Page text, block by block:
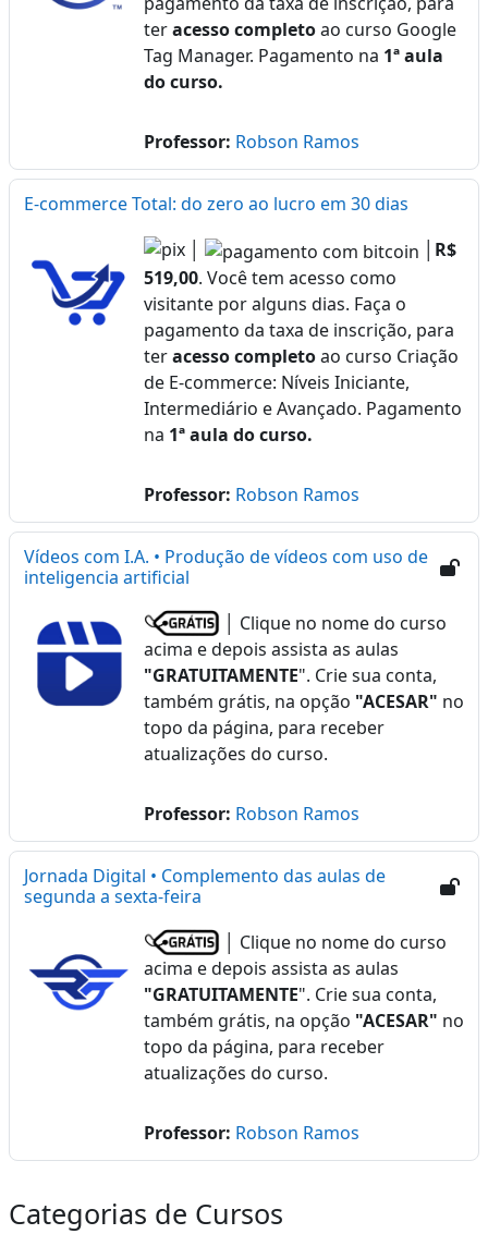
teracesso completoao curso Google
Tag Manager. Pagamento na 1ª aula
do curso.
Professor: Robson Ramos
E-commerce Total: do zero ao lucro em 30 dias
R$
519,00. Você tem acesso como
visitante por alguns dias. Faça o
pagamento da taxa de inscrição, para
teracesso completoao curso Criação
de E-commerce: Níveis Iniciante,
Intermediário e Avançado. Pagamento
na 1ª aula do curso.
Professor: Robson Ramos
Vídeos com I.A. • Produção de vídeos com uso de
inteligencia artificial
│ Clique no nome do curso
acima e depois assista as aulas
"GRATUITAMENTE". Crie sua conta,
também grátis, na opção "ACESAR" no
topo da página, para receber
atualizações do curso.
Professor: Robson Ramos
Jornada Digital • Complemento das aulas de
segunda a sexta-feira
│ Clique no nome do curso
acima e depois assista as aulas
"GRATUITAMENTE". Crie sua conta,
também grátis, na opção "ACESAR" no
topo da página, para receber
atualizações do curso.
Professor: Robson Ramos
Categorias de Cursos